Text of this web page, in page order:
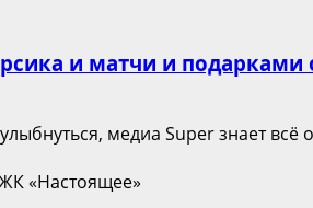
и матчи и подарками
медиа Super знает